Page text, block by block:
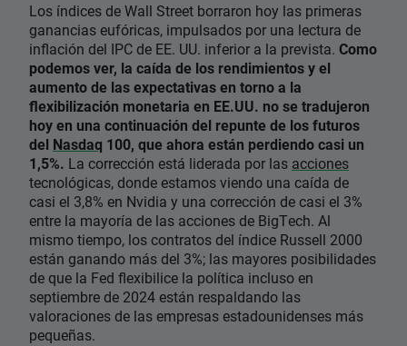
Los índices de Wall Street borraron hoy las primeras
ganancias eufóricas, impulsados ​​por una lectura de
inflación del IPC de EE. UU. inferior a la prevista. Como
podemos ver, la caída de los rendimientos y el
aumento de las expectativas en torno a la
flexibilización monetaria en EE.UU. no se tradujeron
hoy en una continuación del repunte de los futuros
del Nasdaq 100, que ahora están perdiendo casi un
1,5%. La corrección está liderada por las acciones
tecnológicas, donde estamos viendo una caída de
casi el 3,8% en Nvidia y una corrección de casi el 3%
entre la mayoría de las acciones de BigTech. Al
mismo tiempo, los contratos del índice Russell 2000
están ganando más del 3%; las mayores posibilidades
de que la Fed flexibilice la política incluso en
septiembre de 2024 están respaldando las
valoraciones de las empresas estadounidenses más
pequeñas.